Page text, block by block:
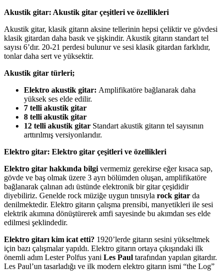
Akustik gitar: Akustik gitar çeşitleri ve özellikleri
Akustik gitar, klasik gitarın aksine tellerinin hepsi çeliktir ve gövdesi
klasik gitardan daha basık ve şişkindir. Akustik gitarın standart tel
sayısı 6’dır. 20-21 perdesi bulunur ve sesi klasik gitardan farklıdır,
tonlar daha sert ve yüksektir.
Akustik gitar türleri;
Elektro akustik gitar: Amplifikatöre bağlanarak daha
yüksek ses elde edilir.
7 telli akustik gitar
8 telli akustik gitar
12 telli akustik gitar Standart akustik gitarın tel sayısının
arttırılmış versiyonlarıdır.
Elektro gitar: Elektro gitar çeşitleri ve özellikleri
Elektro gitar hakkında bilgi vermemiz gerekirse eğer kısaca sap,
gövde ve baş olmak üzere 3 ayrı bölümden oluşan, amplifikatöre
bağlanarak çalınan adı üstünde elektronik bir gitar çeşididir
diyebiliriz. Genelde rock müziğe uygun tınısıyla rock gitar da
denilmektedir. Elektro gitarın çalışma prensibi, manyetikleri ile sesi
elektrik akımına dönüştürerek amfi sayesinde bu akımdan ses elde
edilmesi şeklindedir.
Elektro gitarı kim icat etti? 1920’lerde gitarın sesini yükseltmek
için bazı çalışmalar yapıldı. Elektro gitarın ortaya çıkışındaki ilk
önemli adım Lester Polfus yani Les Paul tarafından yapılan gitardır.
Les Paul’un tasarladığı ve ilk modern elektro gitarın ismi “the Log”